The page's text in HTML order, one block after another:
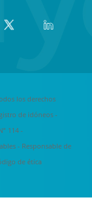
los derechos
de idóneos-
114 -
- Responsable de
de ética